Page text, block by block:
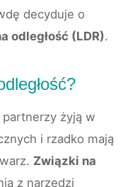
decyduje o
odległość (LDR).
żyją w
i rzadko mają
Związki na
z narzędzi